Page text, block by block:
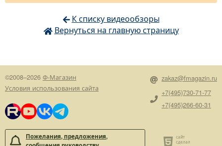
К списку видеообзоры
Вернуться на главную страницу
©2008–2026 Ф-Магазин
Условия использования сайта
Пожелания, предложения,
zakaz@fmagazin.ru
+7(495)730-71-77
+7(495)266-60-31